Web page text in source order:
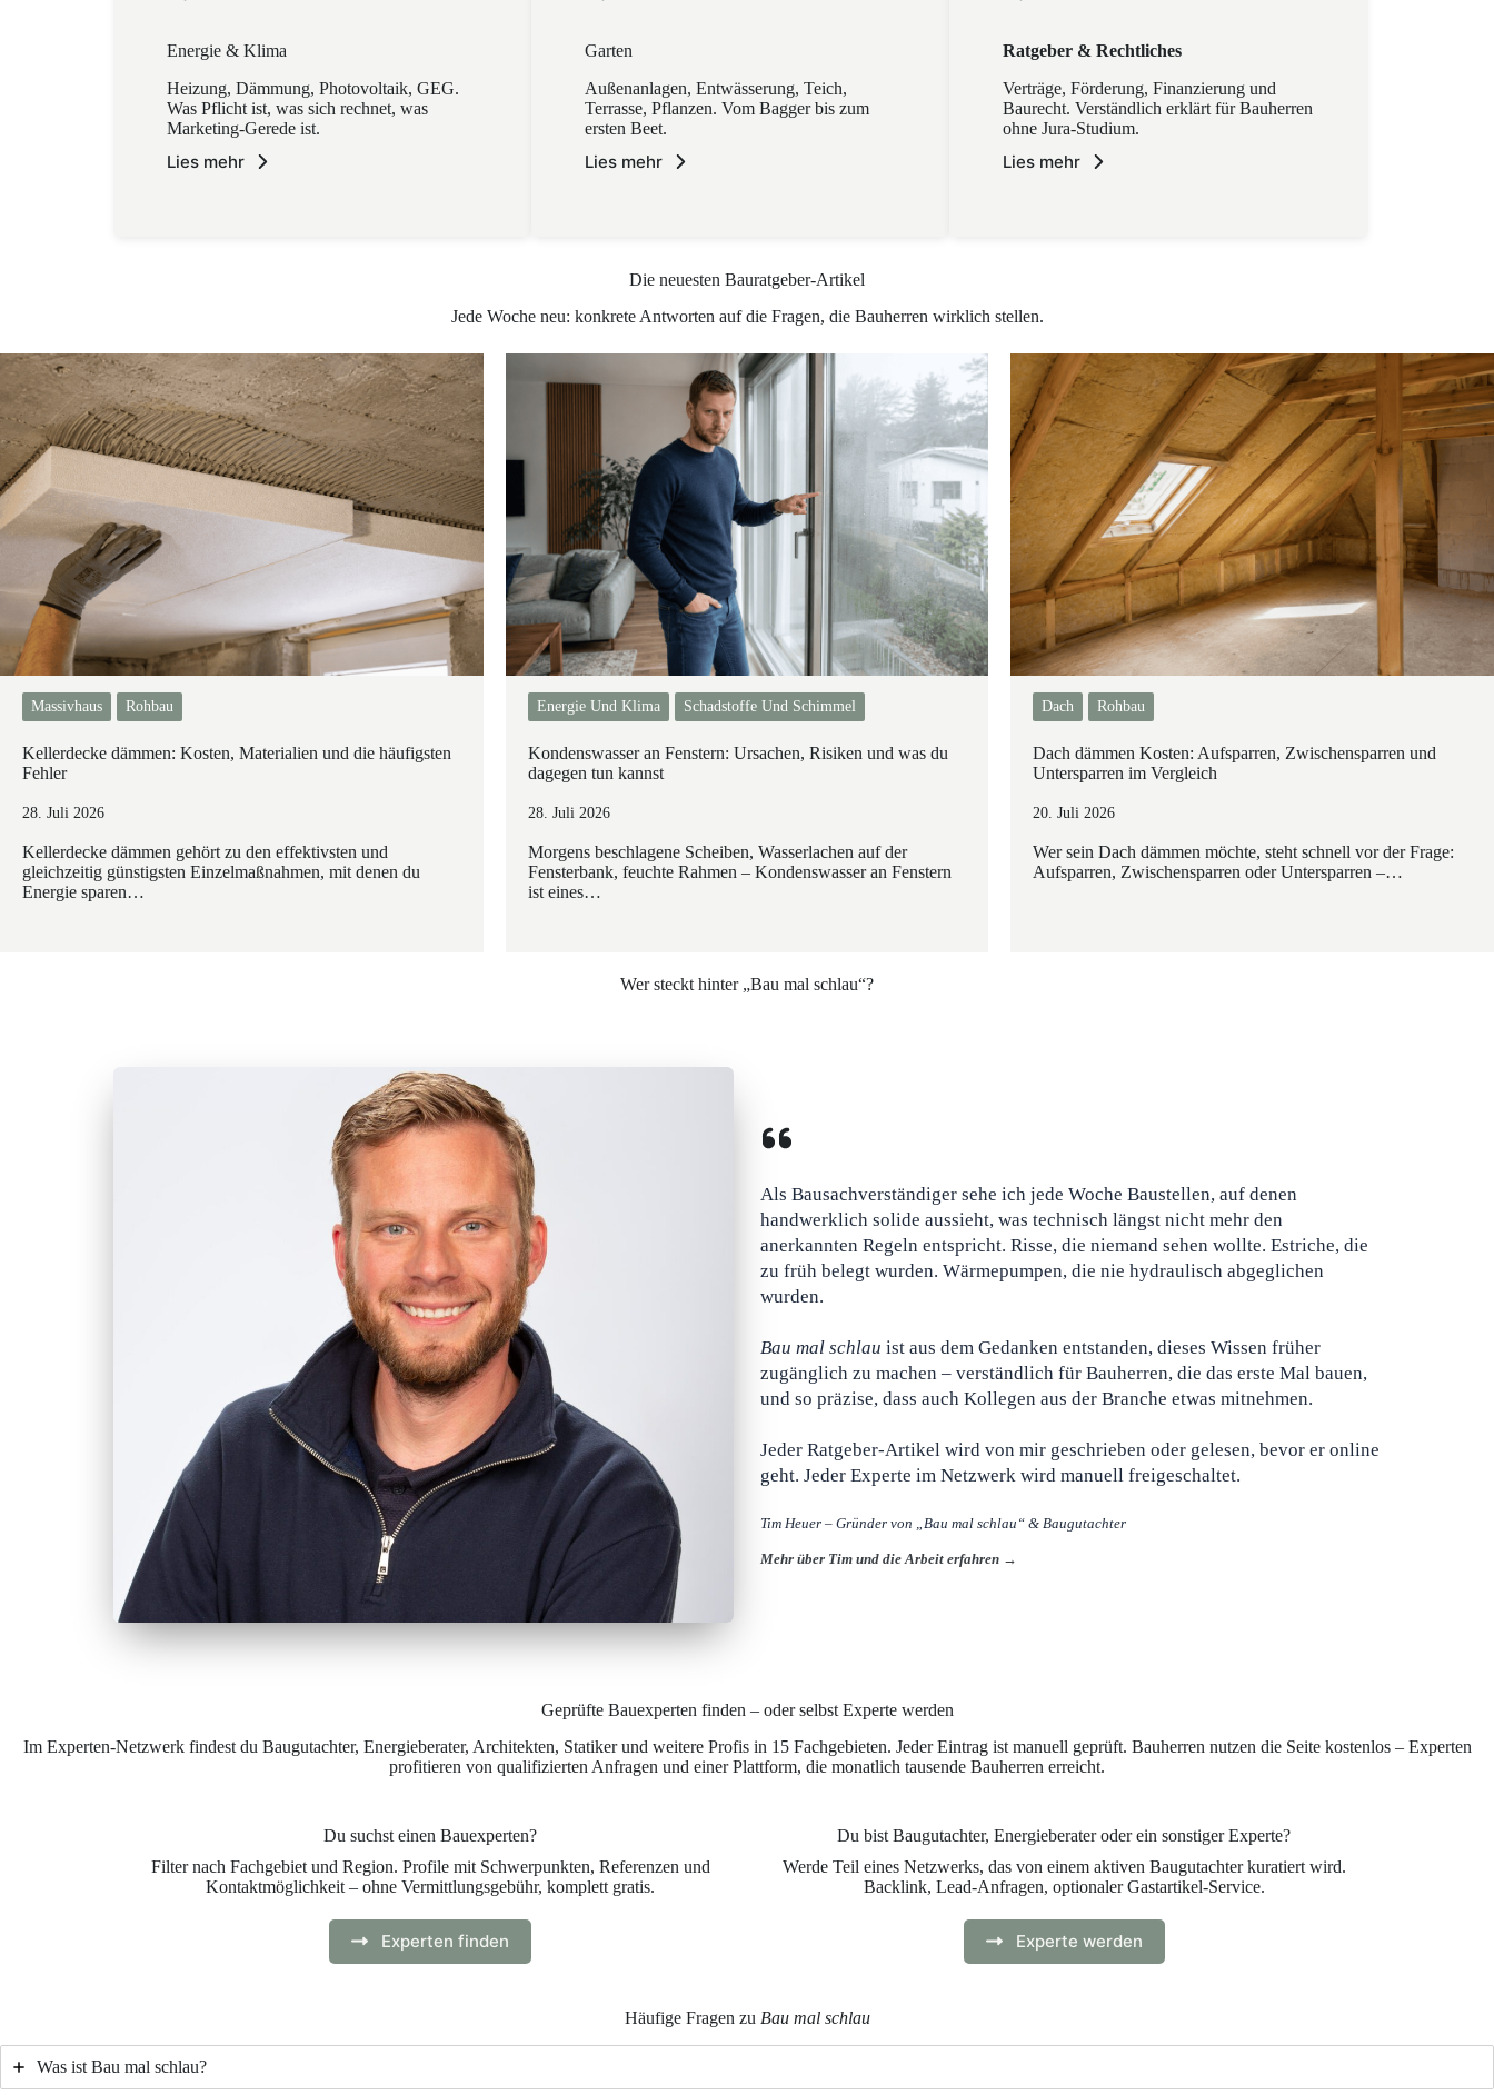
Energie & Klima
Heizung, Dämmung, Photovoltaik, GEG.
Was Pflicht ist, was sich rechnet, was
Marketing-Gerede ist.
Lies mehr
Garten
Außenanlagen, Entwässerung, Teich,
Terrasse, Pflanzen. Vom Bagger bis zum
ersten Beet.
Lies mehr
Ratgeber & Rechtliches
Verträge, Förderung, Finanzierung und
Baurecht. Verständlich erklärt für Bauherren
ohne Jura-Studium.
Lies mehr
Die neuesten Bauratgeber-Artikel
Jede Woche neu: konkrete Antworten auf die Fragen, die Bauherren wirklich stellen.
Massivhaus Rohbau
Kellerdecke dämmen: Kosten, Materialien und die häufigsten
Fehler
28. Juli 2026
Kellerdecke dämmen gehört zu den effektivsten und
gleichzeitig günstigsten Einzelmaßnahmen, mit denen du
Energie sparen…
Energie Und Klima Schadstoffe Und Schimmel
Kondenswasser an Fenstern: Ursachen, Risiken und was du
dagegen tun kannst
28. Juli 2026
Morgens beschlagene Scheiben, Wasserlachen auf der
Fensterbank, feuchte Rahmen – Kondenswasser an Fenstern
ist eines…
Dach Rohbau
Dach dämmen Kosten: Aufsparren, Zwischensparren und
Untersparren im Vergleich
20. Juli 2026
Wer sein Dach dämmen möchte, steht schnell vor der Frage:
Aufsparren, Zwischensparren oder Untersparren –…
Wer steckt hinter „Bau mal schlau“?
Als Bausachverständiger sehe ich jede Woche Baustellen, auf denen
handwerklich solide aussieht, was technisch längst nicht mehr den
anerkannten Regeln entspricht. Risse, die niemand sehen wollte. Estriche, die
zu früh belegt wurden. Wärmepumpen, die nie hydraulisch abgeglichen
wurden.
Bau mal schlau ist aus dem Gedanken entstanden, dieses Wissen früher
zugänglich zu machen – verständlich für Bauherren, die das erste Mal bauen,
und so präzise, dass auch Kollegen aus der Branche etwas mitnehmen.
Jeder Ratgeber-Artikel wird von mir geschrieben oder gelesen, bevor er online
geht. Jeder Experte im Netzwerk wird manuell freigeschaltet.
Tim Heuer – Gründer von „Bau mal schlau“ & Baugutachter
Mehr über Tim und die Arbeit erfahren →
Geprüfte Bauexperten finden – oder selbst Experte werden
Im Experten-Netzwerk findest du Baugutachter, Energieberater, Architekten, Statiker und weitere Profis in 15 Fachgebieten. Jeder Eintrag ist manuell geprüft. Bauherren nutzen die Seite kostenlos – Experten
profitieren von qualifizierten Anfragen und einer Plattform, die monatlich tausende Bauherren erreicht.
Du suchst einen Bauexperten?
Filter nach Fachgebiet und Region. Profile mit Schwerpunkten, Referenzen und
Kontaktmöglichkeit – ohne Vermittlungsgebühr, komplett gratis.
Experten finden
Du bist Baugutachter, Energieberater oder ein sonstiger Experte?
Werde Teil eines Netzwerks, das von einem aktiven Baugutachter kuratiert wird.
Backlink, Lead-Anfragen, optionaler Gastartikel-Service.
Experte werden
Häufige Fragen zu Bau mal schlau
Was ist Bau mal schlau?